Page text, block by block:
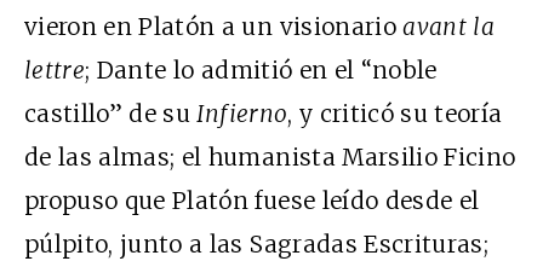
vieron en Platón a un visionarioavant la
lettre; Dante lo admitió en el “noble
castillo” de suInfierno, y criticó su teoría
de las almas; el humanista Marsilio Ficino
propuso que Platón fuese leído desde el
púlpito, junto a las Sagradas Escrituras;